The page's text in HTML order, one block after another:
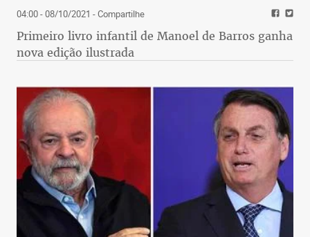
04:00 - 08/10/2021 - Compartilhe
Primeiro livro infantil de Manoel de Barros ganha
nova edição ilustrada